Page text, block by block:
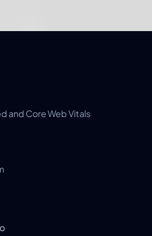
and Core Web Vitals